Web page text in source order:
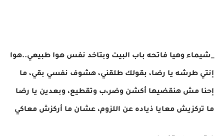
_شيماء وهيا فاتحه باب البيت وبتاخد نفس هوا طبيعي..هوا
إنتي طرشه يا رضا، بقولك طلقني، هشوف نفسي بقي، ما
إحنا مش هنقضيها أكشن وضر،ب وتقطيع، وبعدين يا رضا
ما تركزيش معايا ذياده عن اللزوم، عشان ما أركزش معاكي